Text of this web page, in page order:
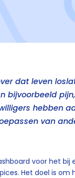
dat leven
bijvoorbeeld
hebben
van
voor het bij
Het doel is om